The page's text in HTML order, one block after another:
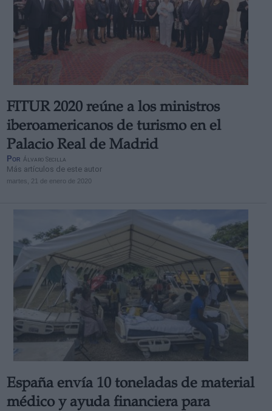
FITUR 2020 reúne a los ministros
iberoamericanos de turismo en el
Palacio Real de Madrid
Por Álvaro Secilla
Más artículos de este autor
martes, 21 de enero de 2020
España envía 10 toneladas de material
médico y ayuda financiera para
Destinatarios:
link
Información adicional
link